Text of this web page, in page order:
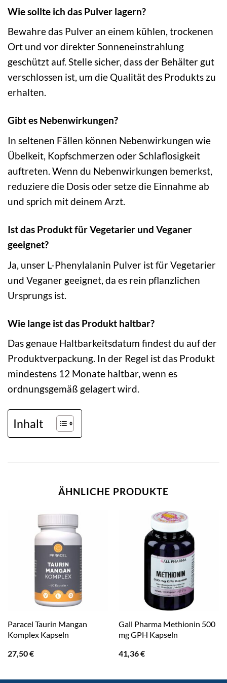
Wie sollte ich das Pulver lagern?
Bewahre das Pulver an einem kühlen, trockenen
Ort und vor direkter Sonneneinstrahlung
geschützt auf. Stelle sicher, dass der Behälter gut
verschlossen ist, um die Qualität des Produkts zu
erhalten.
Gibt es Nebenwirkungen?
In seltenen Fällen können Nebenwirkungen wie
Übelkeit, Kopfschmerzen oder Schlaflosigkeit
auftreten. Wenn du Nebenwirkungen bemerkst,
reduziere die Dosis oder setze die Einnahme ab
und sprich mit deinem Arzt.
Ist das Produkt für Vegetarier und Veganer
geeignet?
Ja, unser L-Phenylalanin Pulver ist für Vegetarier
und Veganer geeignet, da es rein pflanzlichen
Ursprungs ist.
Wie lange ist das Produkt haltbar?
Das genaue Haltbarkeitsdatum findest du auf der
Produktverpackung. In der Regel ist das Produkt
mindestens 12 Monate haltbar, wenn es
ordnungsgemäß gelagert wird.
Inhalt
ÄHNLICHE PRODUKTE
Paracel Taurin Mangan
Komplex Kapseln
27,50€
Gall Pharma Methionin 500
mg GPH Kapseln
41,36€